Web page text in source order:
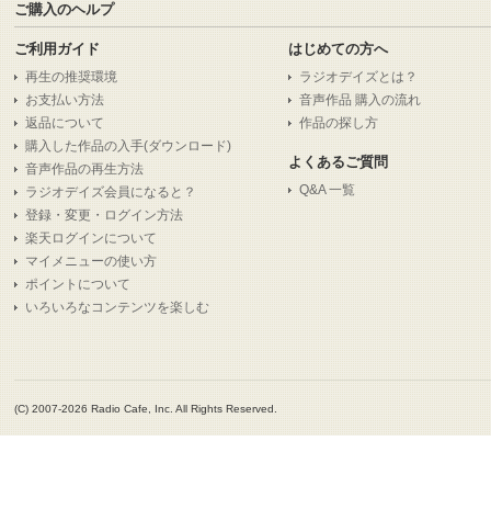
ご購入のヘルプ
ご利用ガイド
再生の推奨環境
お支払い方法
返品について
購入した作品の入手(ダウンロード)
音声作品の再生方法
ラジオデイズ会員になると？
登録・変更・ログイン方法
楽天ログインについて
マイメニューの使い方
ポイントについて
いろいろなコンテンツを楽しむ
はじめての方へ
ラジオデイズとは？
音声作品 購入の流れ
作品の探し方
よくあるご質問
Q&A 一覧
(C) 2007-2026 Radio Cafe, Inc. All Rights Reserved.